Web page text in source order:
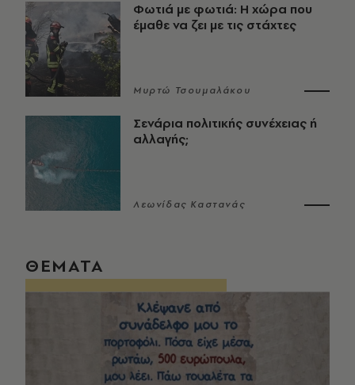
Φωτιά με φωτιά: Η χώρα που
έμαθε να ζει με τις στάχτες
Μυρτώ Τσουμαλάκου
Σενάρια πολιτικής συνέχειας ή
αλλαγής;
Λεωνίδας Καστανάς
ΘΕΜΑΤΑ